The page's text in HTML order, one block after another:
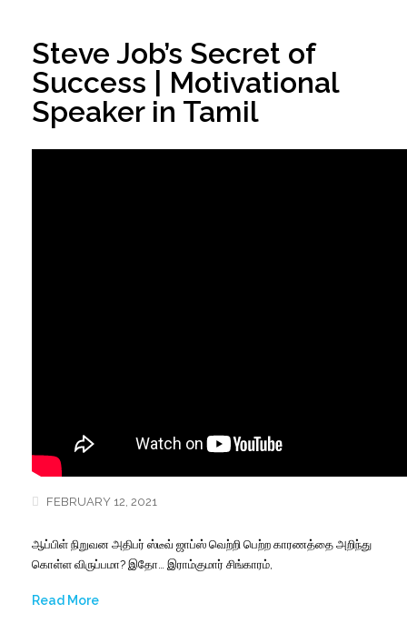
Steve Job’s Secret of
Success | Motivational
Speaker in Tamil
FEBRUARY 12, 2021
ஆப்பிள் நிறுவன அதிபர் ஸ்டீவ் ஜாப்ஸ் வெற்றி பெற்ற காரணத்தை அறிந்து
கொள்ள விருப்பமா? இதோ… இராம்குமார் சிங்காரம்,
Read More